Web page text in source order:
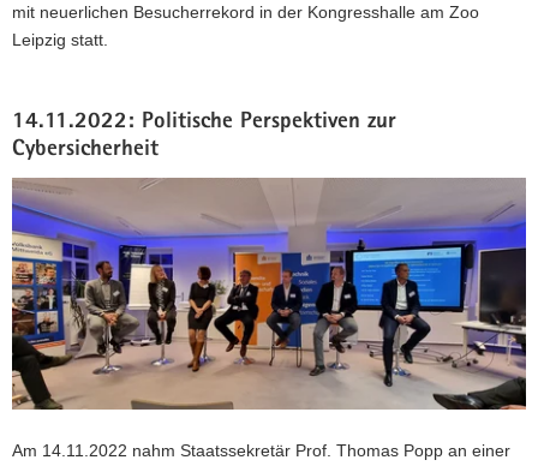
mit neuerlichen Besucherrekord in der Kongresshalle am Zoo
Leipzig statt.
14.11.2022: Politische Perspektiven zur
Cybersicherheit
Am 14.11.2022 nahm Staatssekretär Prof. Thomas Popp an einer